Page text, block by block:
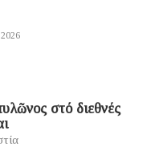
στό διεθνές